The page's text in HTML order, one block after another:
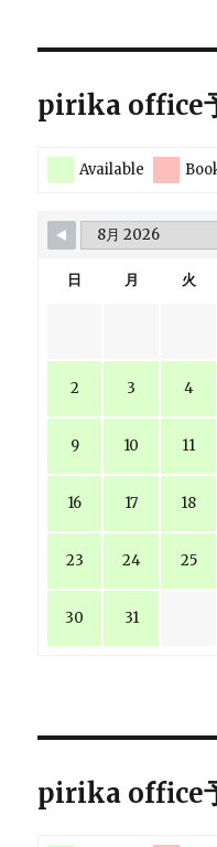
pirika office
Available
日 月 火
2 3 4
9 10 11
16 17 18
23 24 25
30 31
pirika office